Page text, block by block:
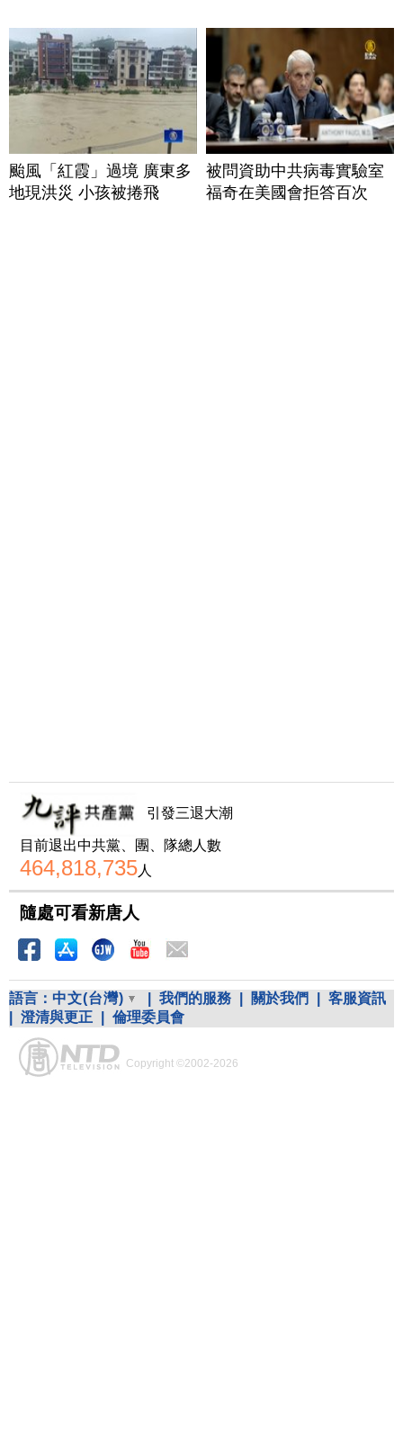
颱風「紅霞」過境 廣東多
地現洪災 小孩被捲飛
被問資助中共病毒實驗室
福奇在美國會拒答百次
引發三退大潮
目前退出中共黨、團、隊總人數
464,818,735人
隨處可看新唐人
語言： 中文(台灣) 我們的服務 關於我們
客服資訊
澄清與更正 倫理委員會
Copyright ©2002-2026